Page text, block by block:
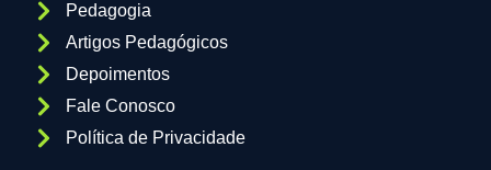
Pedagogia
Artigos Pedagógicos
Depoimentos
Fale Conosco
Política de Privacidade